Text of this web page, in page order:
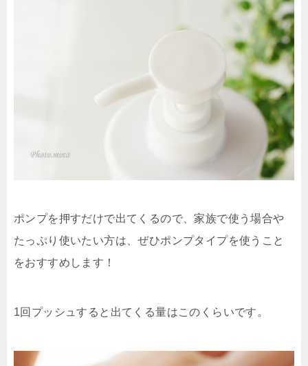
ポンプを押すだけで出てくるので、家族で使う場合や
たっぷり使いたい方は、ぜひポンプタイプを使うこと
をおすすめします！
1回プッシュすると出てくる量はこのくらいです。